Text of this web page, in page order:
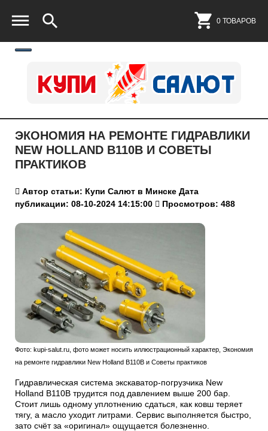
0 ТОВАРОВ
ЭКОНОМИЯ НА РЕМОНТЕ ГИДРАВЛИКИ
NEW HOLLAND B110B И СОВЕТЫ
ПРАКТИКОВ
Автор статьи: Купи Салют в Минске Дата
публикации: 08-10-2024 14:15:00
Просмотров: 488
Фото: kupi-salut.ru, фото может носить иллюстрационный характер, Экономия
на ремонте гидравлики New Holland B110B и Советы практиков
Гидравлическая система экскаватор-погрузчика New
Holland B110B трудится под давлением выше 200 бар.
Стоит лишь одному уплотнению сдаться, как ковш теряет
тягу, а масло уходит литрами. Сервис выполняется быстро,
зато счёт за «оригинал» ощущается болезненно.